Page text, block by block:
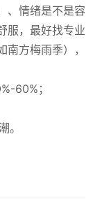
、情绪是不是容
服，最好找专业
方梅雨季），
60%；
。